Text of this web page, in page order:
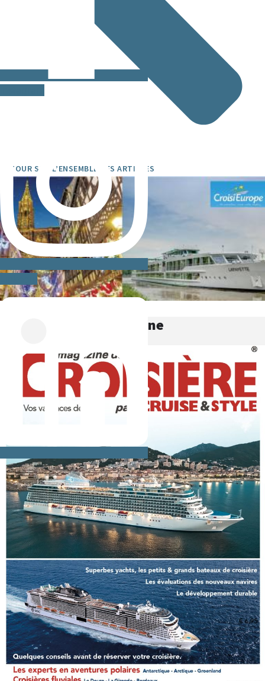
RETOUR SUR L’ENSEMBLE DES ARTICLES
Magazine